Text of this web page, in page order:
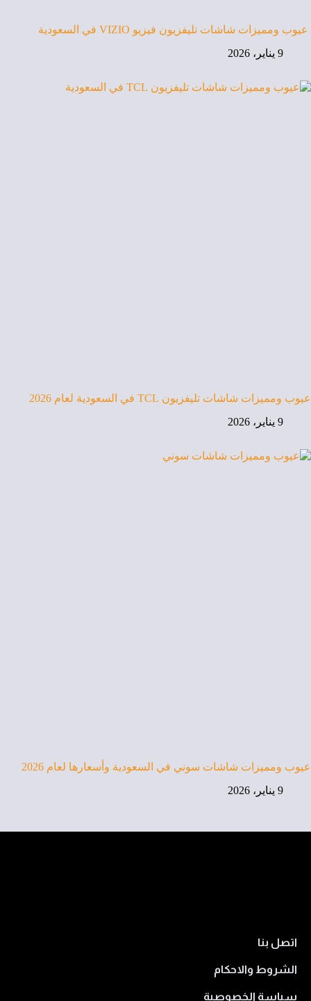
عيوب ومميزات شاشات تليفزيون فيزيو VIZIO في السعودية
9 يناير، 2026
عيوب ومميزات شاشات تليفزيون TCL في السعودية لعام 2026
9 يناير، 2026
عيوب ومميزات شاشات سوني في السعودية وأسعارها لعام 2026
9 يناير، 2026
اتصل بنا
الشروط والاحكام
سياسة الخصوصية